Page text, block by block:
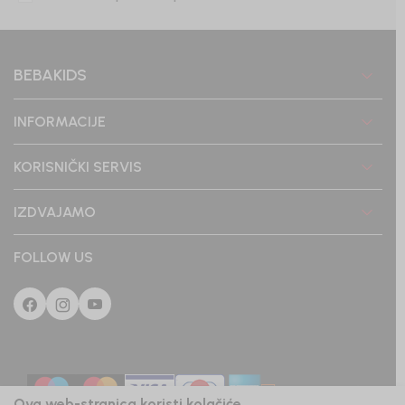
BEBAKIDS
INFORMACIJE
KORISNIČKI SERVIS
IZDVAJAMO
FOLLOW US